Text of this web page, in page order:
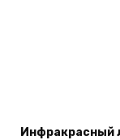
Инфракрасный